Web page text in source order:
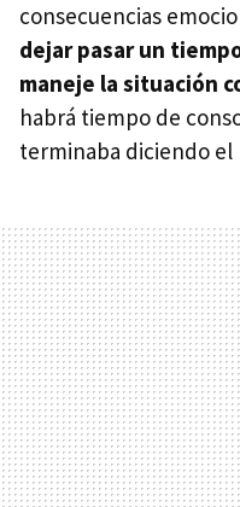
consecuencias
dejar pasar un
maneje la situación
habrá tiempo de
terminaba diciendo el